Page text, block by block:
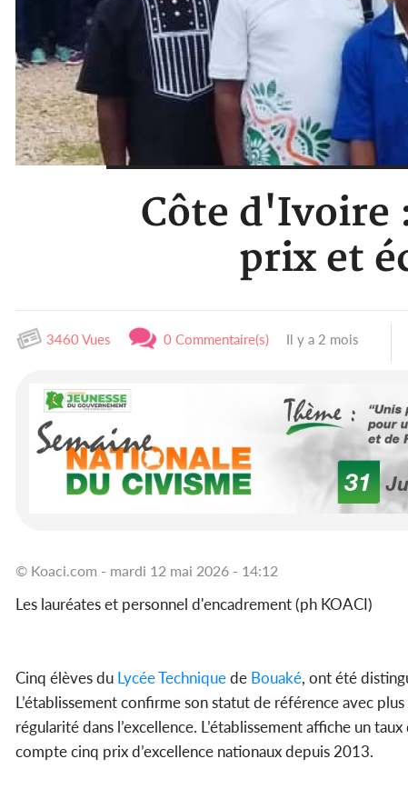
Côte d'Ivoire
prix et
3460 Vues 0 Commentaire(s) Il y a 2 mois
© Koaci.com - mardi 12 mai 2026 - 14:12
Les lauréates et personnel d'encadrement (ph KOACI)
Cinq élèves du Lycée Techniquede Bouaké, ont été
L’établissement confirme son statut de référence avec
régularité dans l’excellence. L’établissement affiche un
compte cinq prix d’excellence nationaux depuis 2013.